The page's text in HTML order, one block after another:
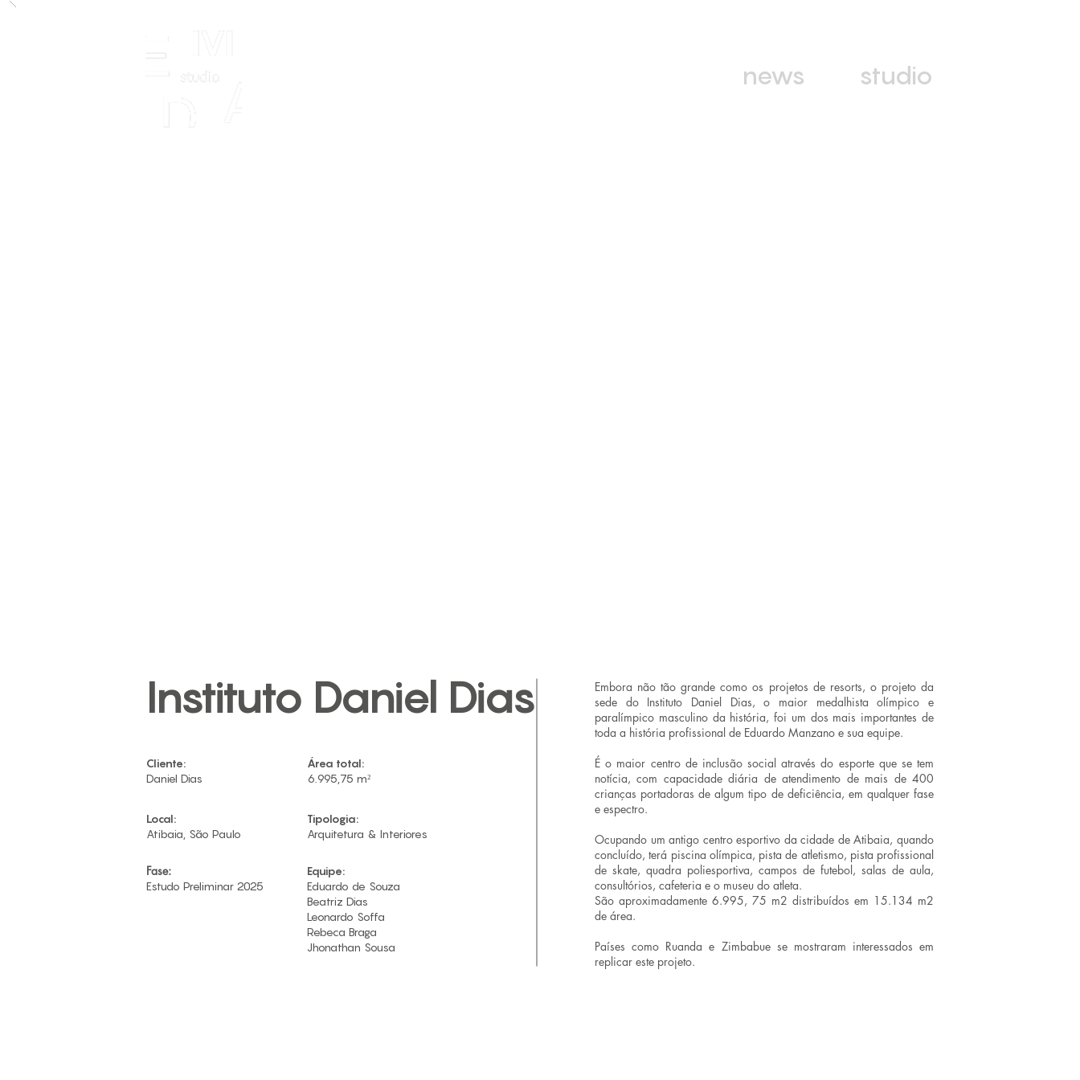
news studio
Cliente:
​Daniel Dias
Embora não tão grande como os projetos de resorts, o projeto da
sede do Instituto Daniel Dias, o maior medalhista olímpico e
paralímpico masculino da história, foi um dos mais importantes de
toda a história profissional de Eduardo Manzano e sua equipe.
É o maior centro de inclusão social através do esporte que se tem
notícia, com capacidade diária de atendimento de mais de 400
crianças portadoras de algum tipo de deficiência, em qualquer fase
e espectro.
Ocupando um antigo centro esportivo da cidade de Atibaia, quando
concluído, terá piscina olímpica, pista de atletismo, pista profissional
de skate, quadra poliesportiva, campos de futebol, salas de aula,
consultórios, cafeteria e o museu do atleta.
São aproximadamente 6.995, 75 m2 distribuídos em 15.134 m2
de área.
Países como Ruanda e Zimbabue se mostraram interessados em
replicar este projeto.
Fase:
Estudo Preliminar 2025
Equipe:
​Eduardo de Souza
Beatriz Dias
Leonardo Soffa
Rebeca Braga
Jhonathan Sousa
Área total:
6.995,75 m²
Instituto Daniel Dias
Local:
Atibaia, São Paulo
Tipologia:
Arquitetura & Interiores